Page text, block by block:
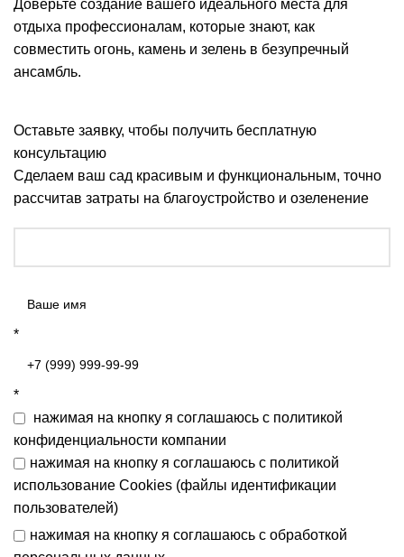
Доверьте создание вашего идеального места для
отдыха профессионалам, которые знают, как
совместить огонь, камень и зелень в безупречный
ансамбль.
Оставьте заявку, чтобы получить бесплатную
консультацию
Сделаем ваш сад красивым и функциональным, точно
рассчитав затраты на благоустройство и озеленение
*
*
нажимая на кнопку я соглашаюсь с политикой
конфиденциальности компании
нажимая на кнопку я соглашаюсь с политикой
использование Cookies (файлы идентификации
пользователей)
нажимая на кнопку я соглашаюсь с обработкой